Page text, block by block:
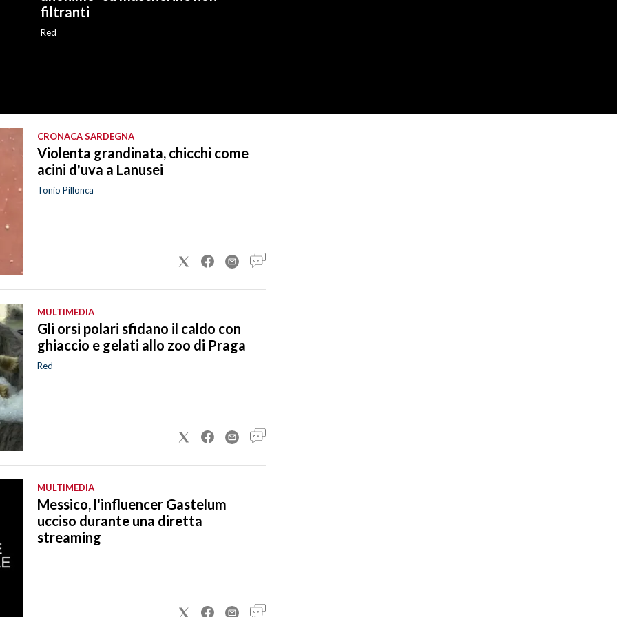
filtranti
Red
CRONACA SARDEGNA
Violenta grandinata, chicchi come
acini d'uva a Lanusei
Tonio Pillonca
MULTIMEDIA
Gli orsi polari sfidano il caldo con
ghiaccio e gelati allo zoo di Praga
Red
MULTIMEDIA
Messico, l'influencer Gastelum
ucciso durante una diretta
streaming